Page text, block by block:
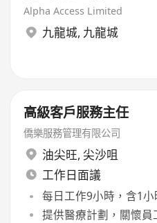
Alpha Access Limited
九龍城, 九龍城
高級客戶服務主任
僑樂服務管理有限公司
油尖旺, 尖沙咀
工作日面議
每日工作9小時，含1
提供醫療計劃，關懷員